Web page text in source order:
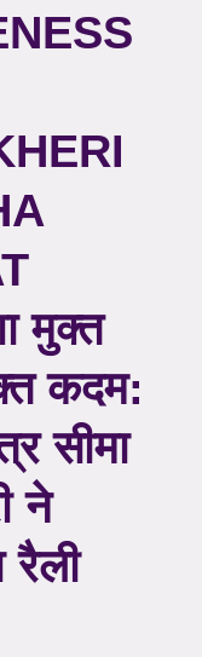
मुक्त
कदम:
सीमा
ने
रैली